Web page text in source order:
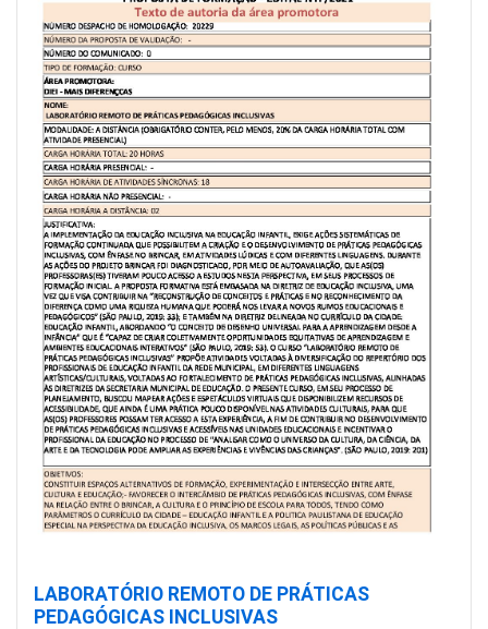
LABORATÓRIO REMOTO DE PRÁTICAS
PEDAGÓGICAS INCLUSIVAS